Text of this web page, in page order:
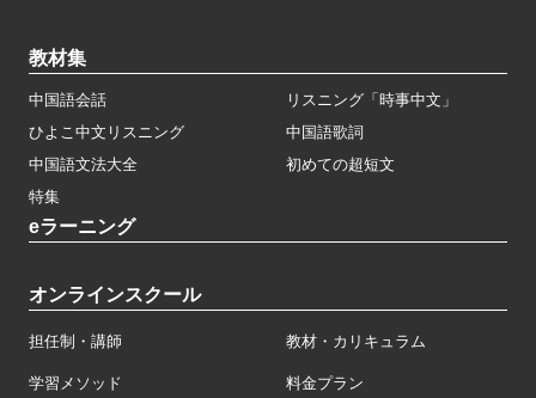
教材集
中国語会話
リスニング「時事中文」
ひよこ中文リスニング
中国語歌詞
中国語文法大全
初めての超短文
特集
eラーニング
オンラインスクール
担任制・講師 教材・カリキュラム
学習メソッド 料金プラン